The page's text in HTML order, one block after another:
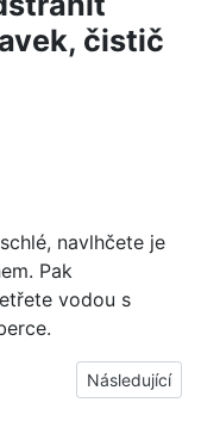
čistič
navlhčete je
Pak
vodou s
od krve - jak, čím
Další článek:
Následující